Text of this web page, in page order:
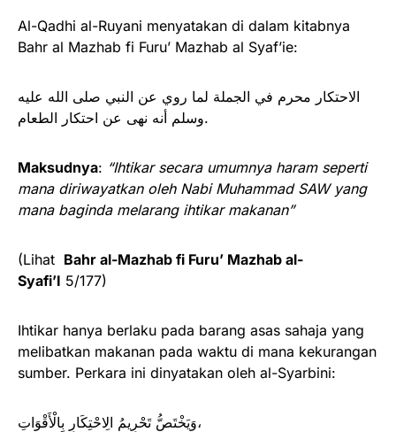
Al-Qadhi al-Ruyani menyatakan di dalam kitabnya
Bahr al Mazhab fi Furu’ Mazhab al Syaf’ie:
‌الاحتكار محرم في الجملة لما روي عن النبي صلى الله عليه
وسلم أنه نهى عن احتكار الطعام.
Maksudnya: “Ihtikar secara umumnya haram seperti
mana diriwayatkan oleh Nabi Muhammad SAW yang
mana baginda melarang ihtikar makanan”
(Lihat Bahr al-Mazhab fi Furu’ Mazhab al-
Syafi’I 5/177)
Ihtikar hanya berlaku pada barang asas sahaja yang
melibatkan makanan pada waktu di mana kekurangan
sumber. Perkara ini dinyatakan oleh al-Syarbini:
وَيَخْتَصُّ تَحْرِيمُ ‌الِاحْتِكَارِ بِالْأَقْوَاتِ،